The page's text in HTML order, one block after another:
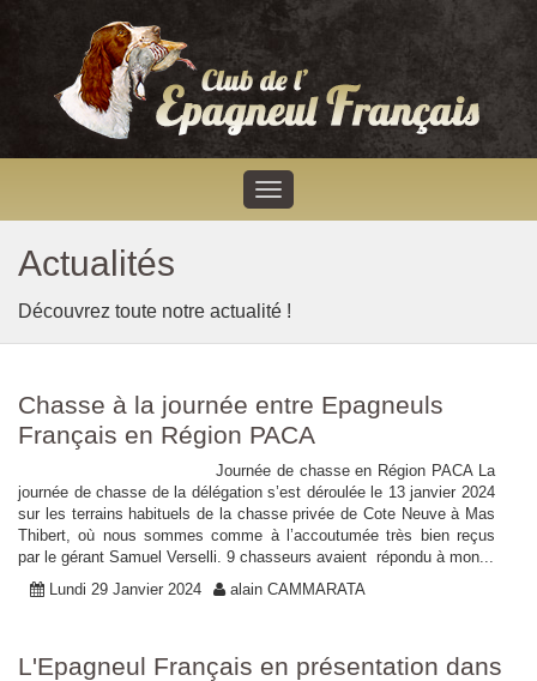
Actualités
Découvrez toute notre actualité !
Chasse à la journée entre Epagneuls
Français en Région PACA
Journée de chasse en Région PACA La
journée de chasse de la délégation s’est déroulée le 13 janvier 2024
sur les terrains habituels de la chasse privée de Cote Neuve à Mas
Thibert, où nous sommes comme à l’accoutumée très bien reçus
par le gérant Samuel Verselli. 9 chasseurs avaient répondu à mon...
Lundi 29 Janvier 2024
alain CAMMARATA
L'Epagneul Français en présentation dans